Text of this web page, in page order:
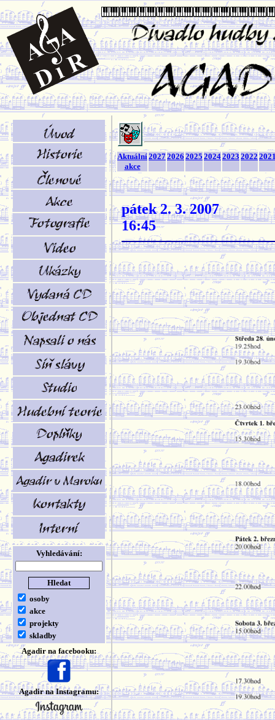
Vyhledávání:
osoby
akce
projekty
skladby
Agadir na facebooku:
Agadir na Instagramu:
Aktuální
akce
20272026 2025 20242023 2022
pátek 2. 3. 2007
16:45